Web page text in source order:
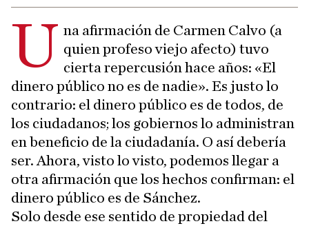
U na afirmación de Carmen Calvo (a
quien profeso viejo afecto) tuvo
cierta repercusión hace años: «El
dinero público no es de nadie». Es justo lo
contrario: el dinero público es de todos, de
los ciudadanos; los gobiernos lo administran
en beneficio de la ciudadanía. O así debería
ser. Ahora, visto lo visto, podemos llegar a
otra afirmación que los hechos confirman: el
dinero público es de Sánchez.
Solo desde ese sentido de propiedad del